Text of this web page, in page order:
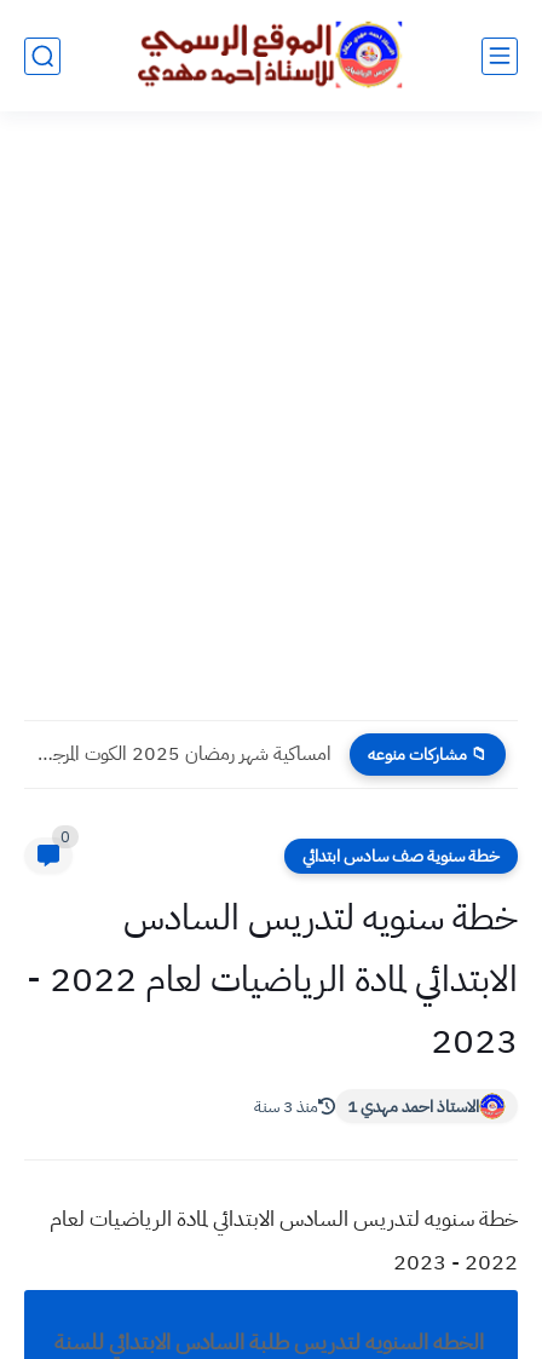
📁 مشاركات منوعه امساكية شهر رمضان 2025 الكوت المرجع السيستاني عام 1446 هـ...
خطة سنوية صف سادس ابتدائي
0
خطة سنويه لتدريس السادس
الابتدائي لمادة الرياضيات لعام 2022 -
2023
الاستاذ احمد مهدي 1 منذ 3 سنة
خطة سنويه لتدريس السادس الابتدائي لمادة الرياضيات لعام
2022 - 2023
الخطه السنويه لتدريس طلبة السادس الابتدائي للسنة